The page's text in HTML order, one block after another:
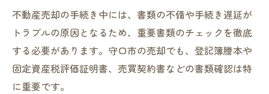
不動産売却の手続き中には、書類の不備や手続き遅延が
トラブルの原因となるため、重要書類のチェックを徹底
する必要があります。守口市の売却でも、登記簿謄本や
固定資産税評価証明書、売買契約書などの書類確認は特
に重要です。